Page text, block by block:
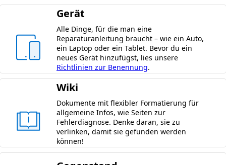
Gerät
Alle Dinge, für die man eine
Reparaturanleitung braucht – wie ein Auto,
ein Laptop oder ein Tablet. Bevor du ein
neues Gerät hinzufügst, lies unsere
Richtlinien zur Benennung.
Wiki
Dokumente mit flexibler Formatierung für
allgemeine Infos, wie Seiten zur
Fehlerdiagnose. Denke daran, sie zu
verlinken, damit sie gefunden werden
können!